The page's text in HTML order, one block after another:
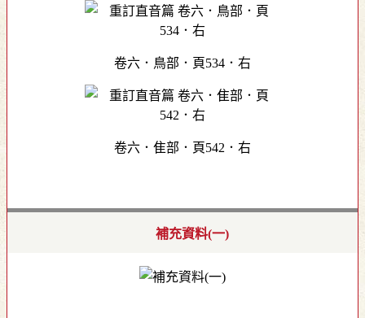
卷六．鳥部．頁534．右
卷六．隹部．頁542．右
補充資料(一)